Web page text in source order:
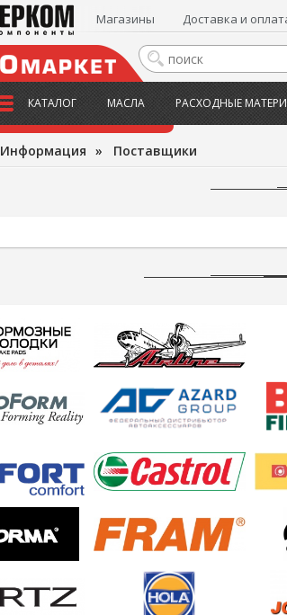
Магазины Доставка и
КАТАЛОГ МАСЛА РАСХОДНЫЕ
Информация » Поставщики